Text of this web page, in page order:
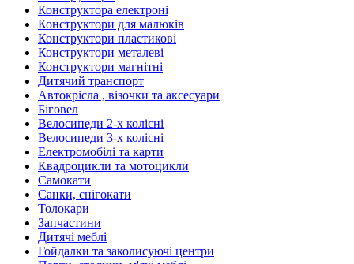
Конструктора електроні
Конструктори для малюків
Конструктори пластикові
Конструктори металеві
Конструктори магнітні
Дитячий транспорт
Автокрісла , візочки та аксесуари
Біговел
Велосипеди 2-х колісні
Велосипеди 3-х колісні
Електромобілі та карти
Квадроцикли та мотоцикли
Самокати
Санки, снігокати
Толокари
Запчастини
Дитячі меблі
Гойдалки та заколисуючі центри